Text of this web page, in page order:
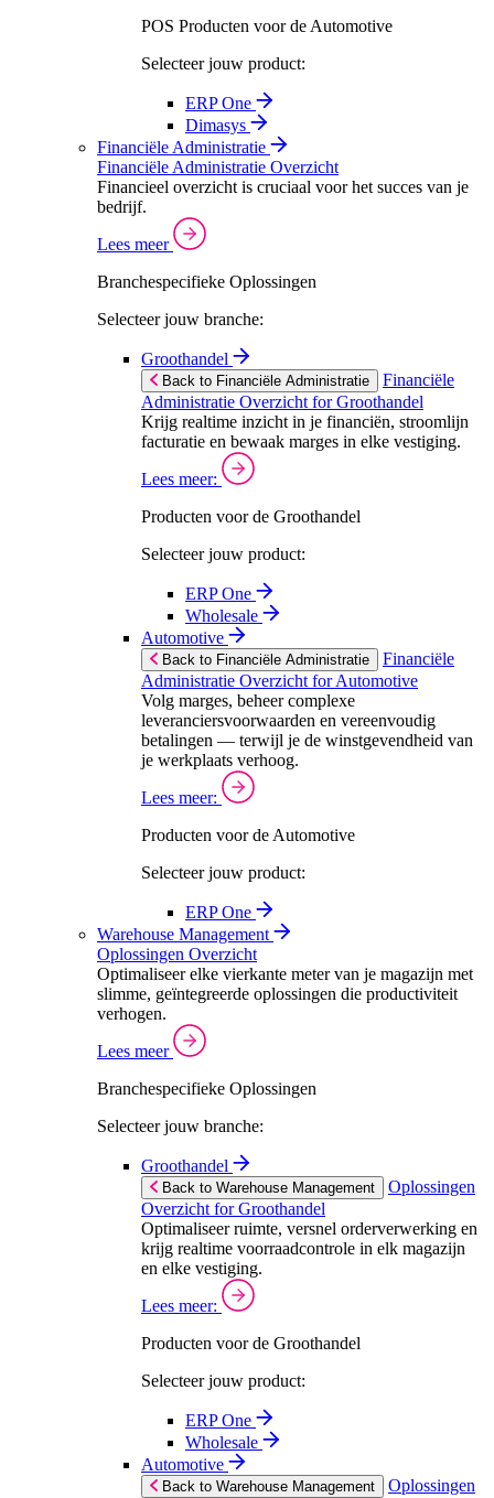
POS Producten voor de Automotive
Selecteer jouw product:
ERP One
Dimasys
Financiële Administratie
Financiële Administratie Overzicht
Financieel overzicht is cruciaal voor het succes van je
bedrijf.
Lees meer
Branchespecifieke Oplossingen
Selecteer jouw branche:
Groothandel
Back to Financiële Administratie
Financiële
Administratie Overzicht for Groothandel
Krijg realtime inzicht in je financiën, stroomlijn
facturatie en bewaak marges in elke vestiging.
Lees meer:
Producten voor de Groothandel
Selecteer jouw product:
ERP One
Wholesale
Automotive
Back to Financiële Administratie
Financiële
Administratie Overzicht for Automotive
Volg marges, beheer complexe
leveranciersvoorwaarden en vereenvoudig
betalingen — terwijl je de winstgevendheid van
je werkplaats verhoog.
Lees meer:
Producten voor de Automotive
Selecteer jouw product:
ERP One
Warehouse Management
Oplossingen Overzicht
Optimaliseer elke vierkante meter van je magazijn met
slimme, geïntegreerde oplossingen die productiviteit
verhogen.
Lees meer
Branchespecifieke Oplossingen
Selecteer jouw branche:
Groothandel
Back to Warehouse Management
Oplossingen
Overzicht for Groothandel
Optimaliseer ruimte, versnel orderverwerking en
krijg realtime voorraadcontrole in elk magazijn
en elke vestiging.
Lees meer:
Producten voor de Groothandel
Selecteer jouw product:
ERP One
Wholesale
Automotive
Back to Warehouse Management
Oplossingen